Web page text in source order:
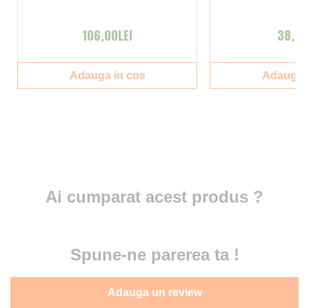
Ai cumparat acest produs ?
Spune-ne parerea ta !
Adauga un review
106,00LEI
Adauga in cos Adauga